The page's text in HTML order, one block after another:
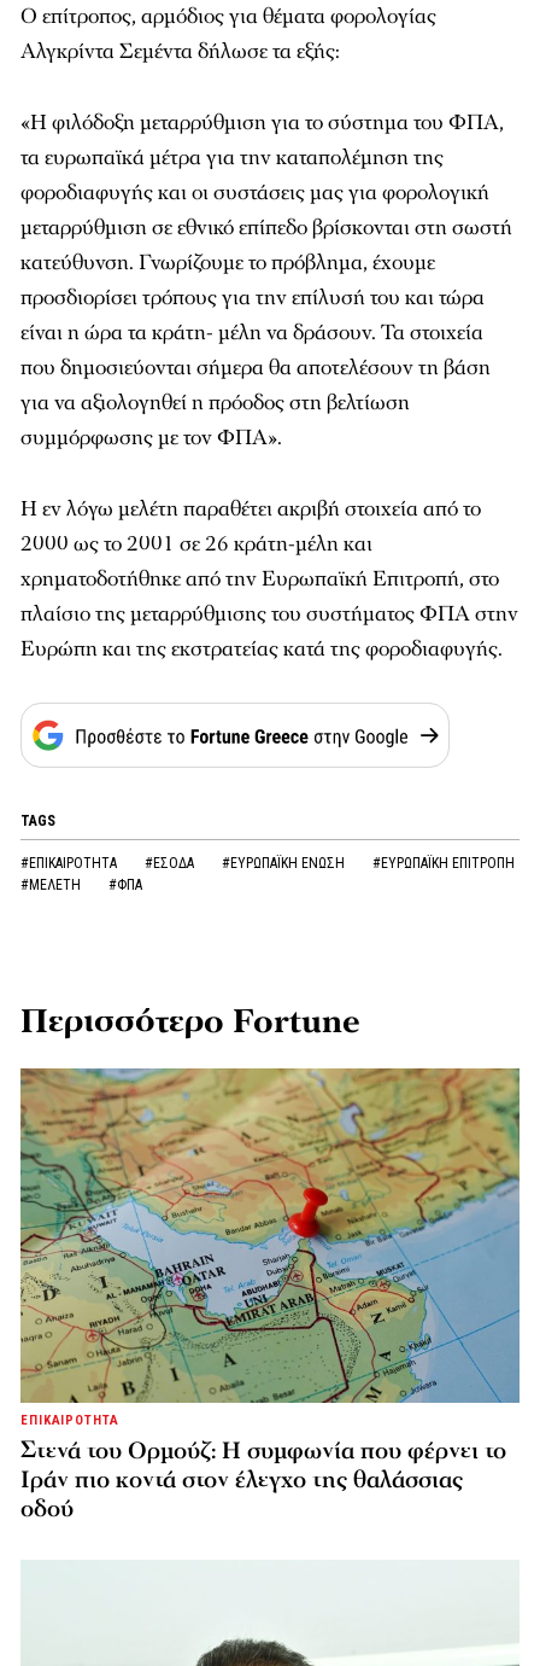
Ο επίτροπος, αρμόδιος για θέματα φορολογίας
Αλγκρίντα Σεμέντα δήλωσε τα εξής:
«Η φιλόδοξη μεταρρύθμιση για το σύστημα του ΦΠΑ,
τα ευρωπαϊκά μέτρα για την καταπολέμηση της
φοροδιαφυγής και οι συστάσεις μας για φορολογική
μεταρρύθμιση σε εθνικό επίπεδο βρίσκονται στη σωστή
κατεύθυνση. Γνωρίζουμε το πρόβλημα, έχουμε
προσδιορίσει τρόπους για την επίλυσή του και τώρα
είναι η ώρα τα κράτη- μέλη να δράσουν. Τα στοιχεία
που δημοσιεύονται σήμερα θα αποτελέσουν τη βάση
για να αξιολογηθεί η πρόοδος στη βελτίωση
συμμόρφωσης με τον ΦΠΑ».
Η εν λόγω μελέτη παραθέτει ακριβή στοιχεία από το
2000 ως το 2001 σε 26 κράτη-μέλη και
χρηματοδοτήθηκε από την Ευρωπαϊκή Επιτροπή, στο
πλαίσιο της μεταρρύθμισης του συστήματος ΦΠΑ στην
Ευρώπη και της εκστρατείας κατά της φοροδιαφυγής.
TAGS
#ΕΠΙΚΑΙΡΟΤΗΤΑ #ΕΣΟΔΑ #ΕΥΡΩΠΑΪΚΗ ΕΝΩΣΗ
#ΕΥΡΩΠΑΪΚΗ ΕΠΙΤΡΟΠΗ
#ΜΕΛΕΤΗ
#ΦΠΑ
Περισσότερο Fortune
ΕΠΙΚΑΙΡΟΤΗΤΑ
Στενά του Ορμούζ: Η συμφωνία που φέρνει το
Ιράν πιο κοντά στον έλεγχο της θαλάσσιας
οδού